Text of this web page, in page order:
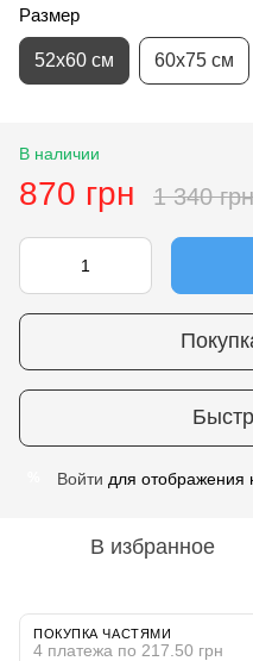
Размер
52х60 см 60х75 см
В наличии
870 грн 1 340 грн
Войти для отображения
В избранное
ПОКУПКА ЧАСТЯМИ
4 платежа по 217.50 грн